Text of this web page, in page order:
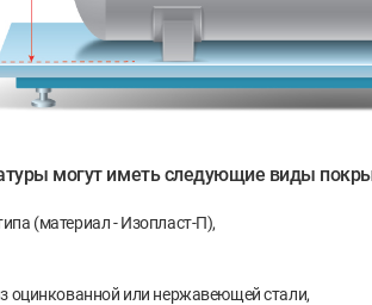
могут иметь следующие виды
(материал - Изопласт-П),
оцинкованной или нержавеющей стали,